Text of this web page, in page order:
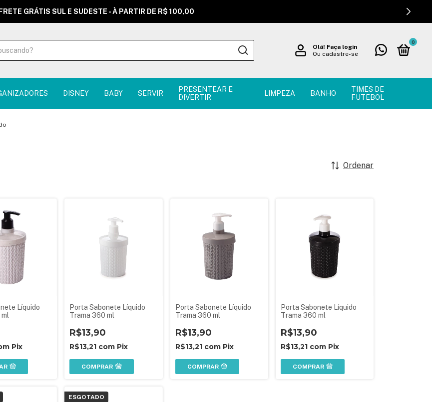
FRETE GRÁTIS SUL E SUDESTE - À PARTIR DE R$ 100,00
Olá! Faça login
Ou cadastre-se
0
DISNEY BABY SERVIR
PRESENTEAR E
DIVERTIR
LIMPEZA BANHO
TIMES DE
FUTEBOL
Ordenar
Líquido
ml
Pix
Porta Sabonete Líquido
Trama 360 ml
R$13,90
R$13,21 com Pix
COMPRAR
Porta Sabonete Líquido
Trama 360 ml
R$13,90
R$13,21 com Pix
COMPRAR
Porta Sabonete Líquido
Trama 360 ml
R$13,90
R$13,21 com Pix
COMPRAR
ESGOTADO